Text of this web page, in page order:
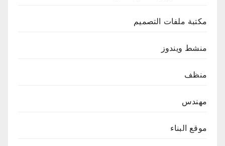
مكتبة ملفات التصميم
منشط ويندوز
منظف
مهندس
موقع البناء